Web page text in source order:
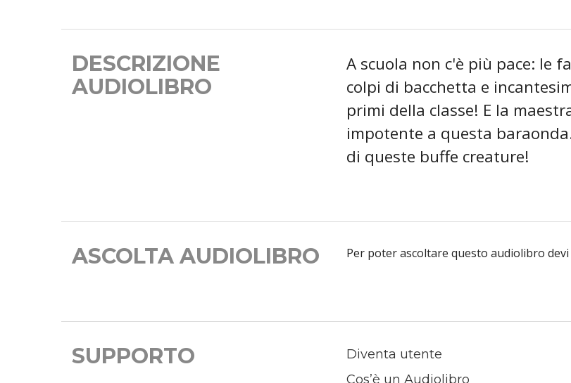
DESCRIZIONE
AUDIOLIBRO
A scuola non c'è più pace: le
colpi di bacchetta e
primi della classe! E la
impotente a questa
di queste buffe creature!
ASCOLTA AUDIOLIBRO Per poter ascoltare questo audiolibro
SUPPORTO
Diventa utente
Cos’è un Audiolibro